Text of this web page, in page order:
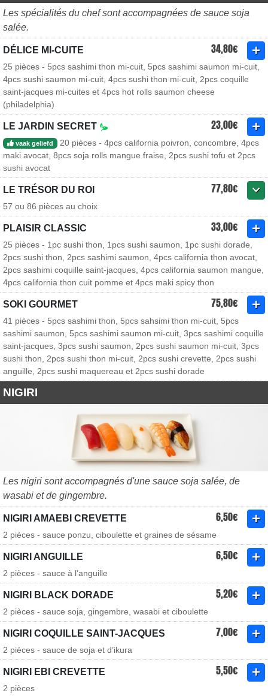
Les spécialités du chef sont accompagnées de sauce soja
salée.
DÉLICE MI-CUITE 34,80€
25 pièces - 5pcs sashimi thon mi-cuit, 5pcs sashimi saumon mi-cuit,
4pcs sushi saumon mi-cuit, 4pcs sushi thon mi-cuit, 2pcs coquille
saint-jacques mi-cuites et 4pcs hot rolls saumon cheese
(philadelphia)
LE JARDIN SECRET 23,00€
vaak geliefd
20 pièces - 4pcs california poivron, concombre, 4pcs
maki avocat, 8pcs soja rolls mangue fraise, 2pcs sushi tofu et 2pcs
sushi avocat
LE TRÉSOR DU ROI 77,80€
57 ou 86 pièces au choix
PLAISIR CLASSIC 33,00€
25 pièces - 1pc sushi thon, 1pcs sushi saumon, 1pc sushi dorade,
2pcs sushi thon, 2pcs sashimi saumon, 4pcs california thon avocat,
2pcs sashimi coquille saint-jacques, 4pcs california saumon mangue,
4pcs california thon cuit pomme et 4pcs maki spicy thon
SOKI GOURMET 75,80€
41 pièces - 5pcs sashimi thon, 5pcs sahsimi thon mi-cuit, 5pcs
sashimi saumon, 5pcs sashimi saumon mi-cuit, 3pcs sashimi coquille
saint-jacques, 3pcs sushi saumon, 2pcs sushi saumon mi-cuit, 3pcs
sushi thon, 2pcs sushi thon mi-cuit, 2pcs sushi crevette, 2pcs sushi
anguille, 2pcs sushi maquereau et 2pcs sushi dorade
NIGIRI
Les nigiri sont accompagnés d'une sauce soja salée, de
wasabi et de gingembre.
NIGIRI AMAEBI CREVETTE 6,50€
2 pièces - sauce ponzu, ciboulette et graines de sésame
NIGIRI ANGUILLE 6,50€
2 pièces - sauce à l’anguille
NIGIRI BLACK DORADE 5,20€
2 pièces - sauce soja, gingembre, wasabi et ciboulette
NIGIRI COQUILLE SAINT-JACQUES 7,00€
2 pièces - sauce de soja et d’ikura
NIGIRI EBI CREVETTE 5,50€
2 pièces